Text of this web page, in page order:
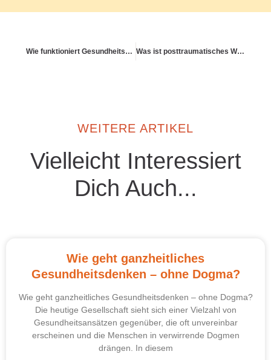
Wie funktioniert Gesundheitscoaching in der Praxis? Was ist posttraumatisches Wachstum – und was bedeutet das im Alltag?
WEITERE ARTIKEL
Vielleicht Interessiert
Dich Auch...
Wie geht ganzheitliches
Gesundheitsdenken – ohne Dogma?
Wie geht ganzheitliches Gesundheitsdenken – ohne Dogma?
Die heutige Gesellschaft sieht sich einer Vielzahl von
Gesundheitsansätzen gegenüber, die oft unvereinbar
erscheinen und die Menschen in verwirrende Dogmen
drängen. In diesem